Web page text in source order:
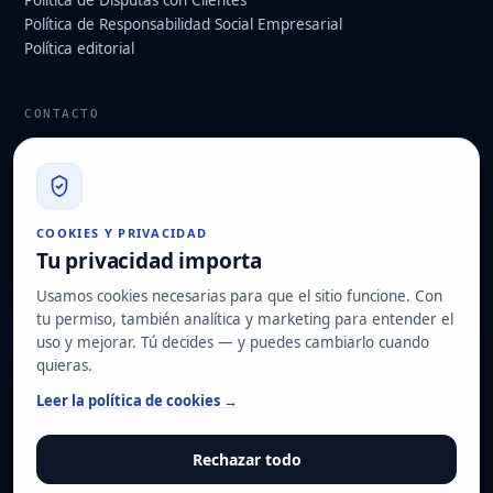
COOKIES Y PRIVACIDAD
Tu privacidad importa
Usamos cookies necesarias para que el sitio funcione. Con
tu permiso, también analítica y marketing para entender el
uso y mejorar. Tú decides — y puedes cambiarlo cuando
quieras.
Leer la política de cookies →
Rechazar todo
Política de Responsabilidad Social Empresarial
Política editorial
CONTACTO
910 139 827
Oficina operativa y fiscal: Avenida Juan Caramuel, 1 · Parque
Tecnológico de Leganés
Domicilio social: Las Rozas de Madrid
Solicitar diagnóstico
NUESTRAS CERTIFICACIONES
ISO 27001 ISO 22301 ISO 20000-1 ISO 9001